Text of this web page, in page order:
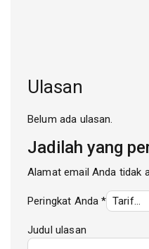
Ulasan
Belum ada ulasan.
Jadilah yang
Alamat email Anda tidak
Peringkat Anda*
Judul ulasan